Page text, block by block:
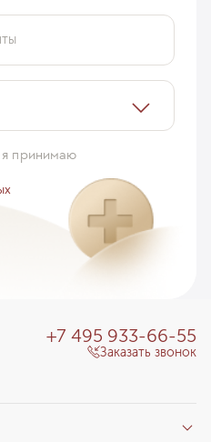
у этой группы
высоким уровнем
принимаю
+7 495 933-66-55
Заказать звонок